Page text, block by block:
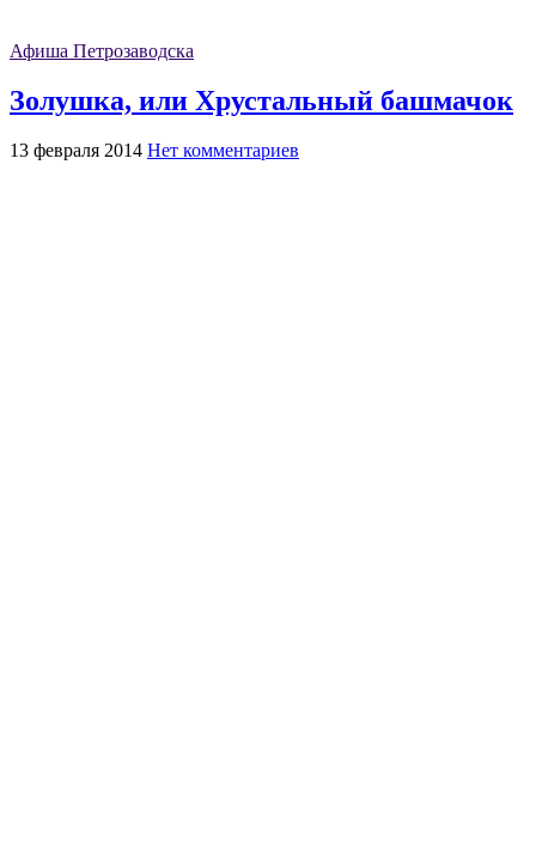
Афиша Петрозаводска
Золушка, или Хрустальный башмачок
13 февраля 2014 Нет комментариев